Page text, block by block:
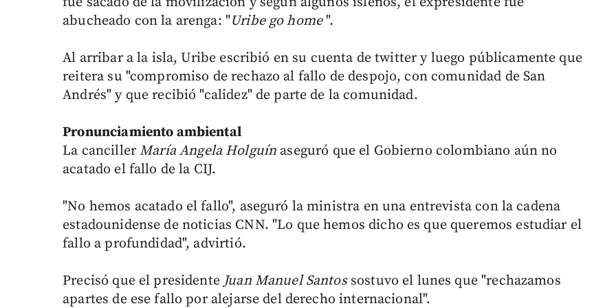
abucheado con la arenga: "Uribe go home".
Al arribar a la isla, Uribe escribió en su cuenta de twitter y luego públicamente que
reitera su "compromiso de rechazo al fallo de despojo, con comunidad de San
Andrés" y que recibió "calidez" de parte de la comunidad.
Pronunciamiento ambiental
La cancillerMaría Angela Holguín aseguró que el Gobierno colombiano aún no
acatado el fallo de la CIJ.
"No hemos acatado el fallo", aseguró la ministra en una entrevista con la cadena
estadounidense de noticias CNN. "Lo que hemos dicho es que queremos estudiar el
fallo a profundidad", advirtió.
Precisó que el presidenteJuan Manuel Santossostuvo el lunes que "rechazamos
apartes de ese fallo por alejarse del derecho internacional".